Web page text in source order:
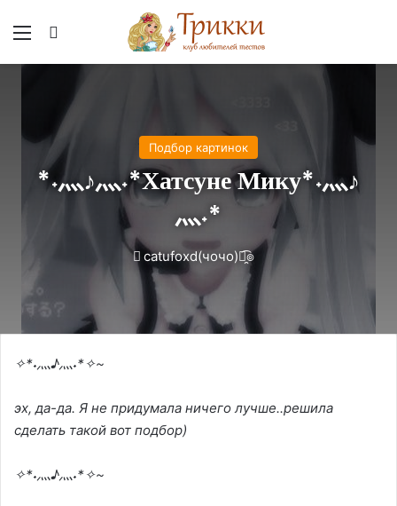
Меню
Подбор картинок
*˖灬♪灬˖*Хатсуне Мику*˖灬♪
灬˖*
catufoxd(чочо)๏̯͡๏
✧*˖灬♪灬˖*✧~
эх, да-да. Я не придумала ничего лучше..решила
сделать такой вот подбор)
✧*˖灬♪灬˖*✧~